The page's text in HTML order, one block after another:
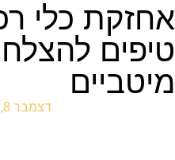
אחזקת כלי
טיפים
מיטביים
דצמבר 8, 2024